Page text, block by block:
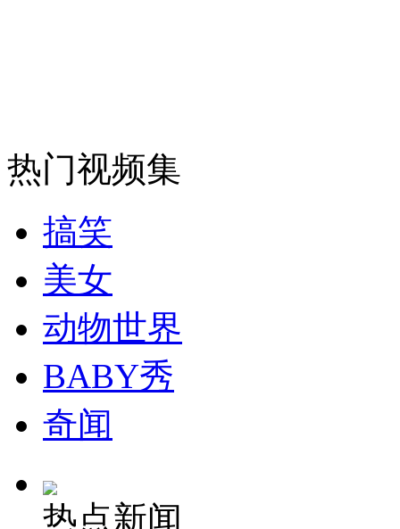
热门视频集
搞笑
美女
动物世界
BABY秀
奇闻
热点新闻